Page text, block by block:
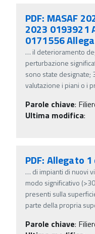
PDF: MASAF
2023 0193921
0171556 Allega
… il deterioramento
perturbazione
sono state designate;
valutazione i piani o i
Parole chiave:
Ultima modifica:
PDF: Allegato
… di impianti di nuovi
modo significativo
presenti sulla
parte della propria
Parole chiave: